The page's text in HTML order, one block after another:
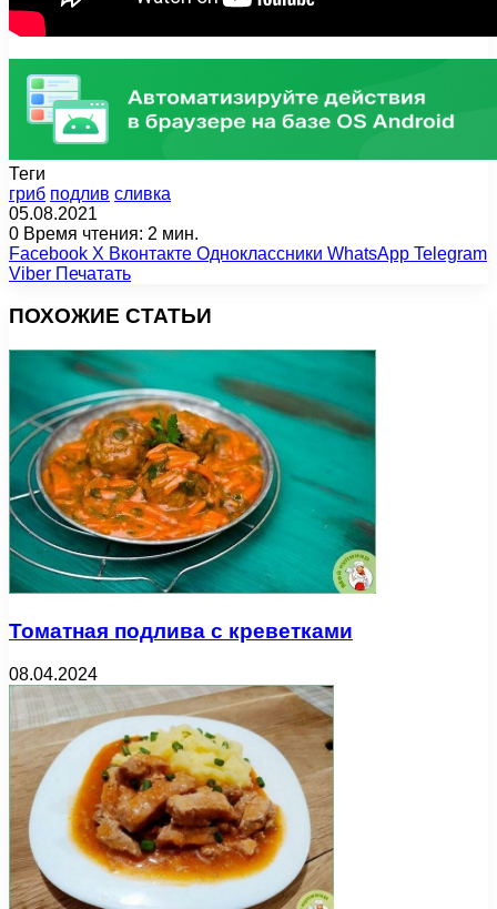
Теги
гриб подлив сливка
05.08.2021
0 Время чтения: 2 мин.
Facebook X Вконтакте Одноклассники WhatsApp Telegram
Viber Печатать
ПОХОЖИЕ СТАТЬИ
Томатная подлива с креветками
08.04.2024